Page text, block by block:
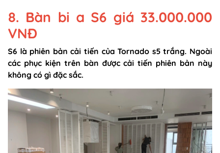
8. Bàn bi a S6 giá 33.000.000
VNĐ
S6 là phiên bản cải tiến của Tornado s5 trắng. Ngoài
các phục kiện trên bàn được cải tiến phiên bản này
không có gì đặc sắc.